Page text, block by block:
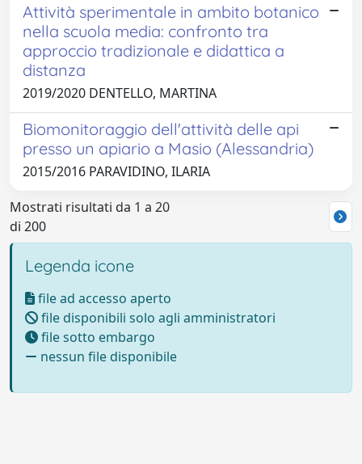
Attività sperimentale in ambito botanico
nella scuola media: confronto tra
approccio tradizionale e didattica a
distanza
2019/2020 DENTELLO, MARTINA
Biomonitoraggio dell'attività delle api
presso un apiario a Masio (Alessandria)
2015/2016 PARAVIDINO, ILARIA
Mostrati risultati da 1 a 20
di 200
Legenda icone
file ad accesso aperto
file disponibili solo agli amministratori
file sotto embargo
nessun file disponibile